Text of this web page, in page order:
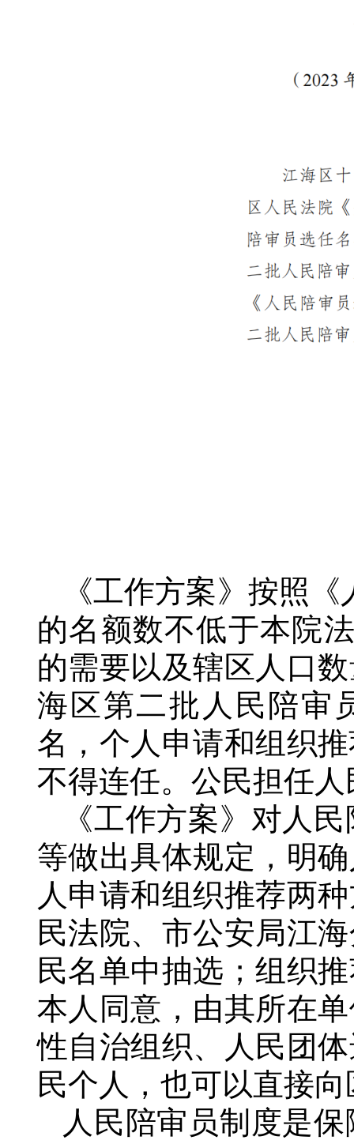
《工作方案》按照
的名额数不低于本院
的需要以及辖区人口
海区第二批人民陪审
名，个人申请和组织
不得连任。公民担任
《工作方案》对人
等做出具体规定，明
人申请和组织推荐两
民法院、市公安局江
民名单中抽选；组织
本人同意，由其所在
性自治组织、人民团
民个人，也可以直接
人民陪审员制度是